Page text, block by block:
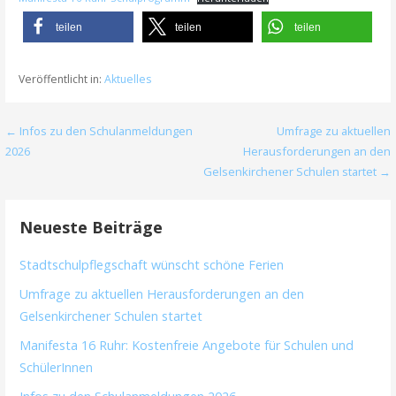
teilen teilen teilen
Veröffentlicht in: Aktuelles
Beitragsnavigation
← Infos zu den Schulanmeldungen
2026
Umfrage zu aktuellen
Herausforderungen an den
Gelsenkirchener Schulen startet →
Neueste Beiträge
Stadtschulpflegschaft wünscht schöne Ferien
Umfrage zu aktuellen Herausforderungen an den
Gelsenkirchener Schulen startet
Manifesta 16 Ruhr: Kostenfreie Angebote für Schulen und
SchülerInnen